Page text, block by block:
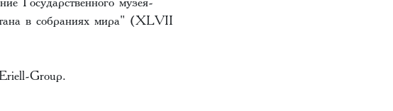
в собраниях мира" (XLVII
Group.